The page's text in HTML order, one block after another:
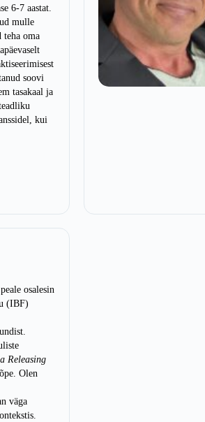
6-7 aastat.
mulle
teha oma
soovi
tasakaal ja
kui
osalesin
(IBF)
Releasing
Olen
väga